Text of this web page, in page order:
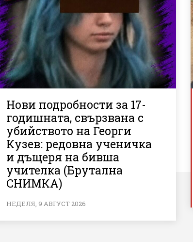
Нови подробности за 17-
годишната, свързвана с
убийството на Георги
Кузев: редовна ученичка
и дъщеря на бивша
учителка (Брутална
СНИМКА)
НЕДЕЛЯ, 9 АВГУСТ 2026